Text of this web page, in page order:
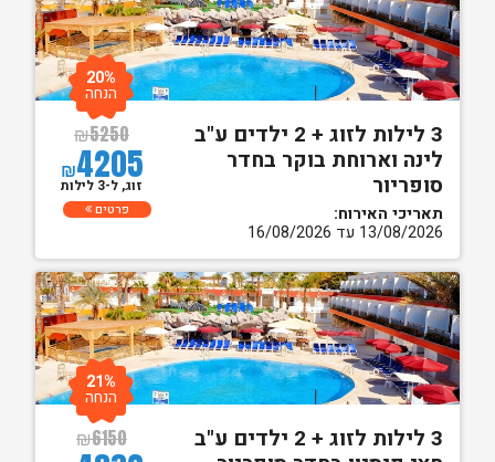
3 לילות לזוג + 2 ילדים ע"ב
לינה וארוחת בוקר בחדר
סופריור
תאריכי האירוח:
13/08/2026 עד 16/08/2026
₪5250
₪4205
20%
הנחה
זוג, ל-3 לילות
פרטים
3 לילות לזוג + 2 ילדים ע"ב
₪6150
21%
הנחה